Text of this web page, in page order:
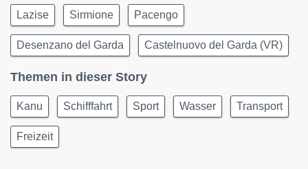
Lazise Sirmione Pacengo
Desenzano del Garda Castelnuovo del Garda (VR)
Themen in dieser Story
Kanu Schifffahrt Sport Wasser Transport
Freizeit